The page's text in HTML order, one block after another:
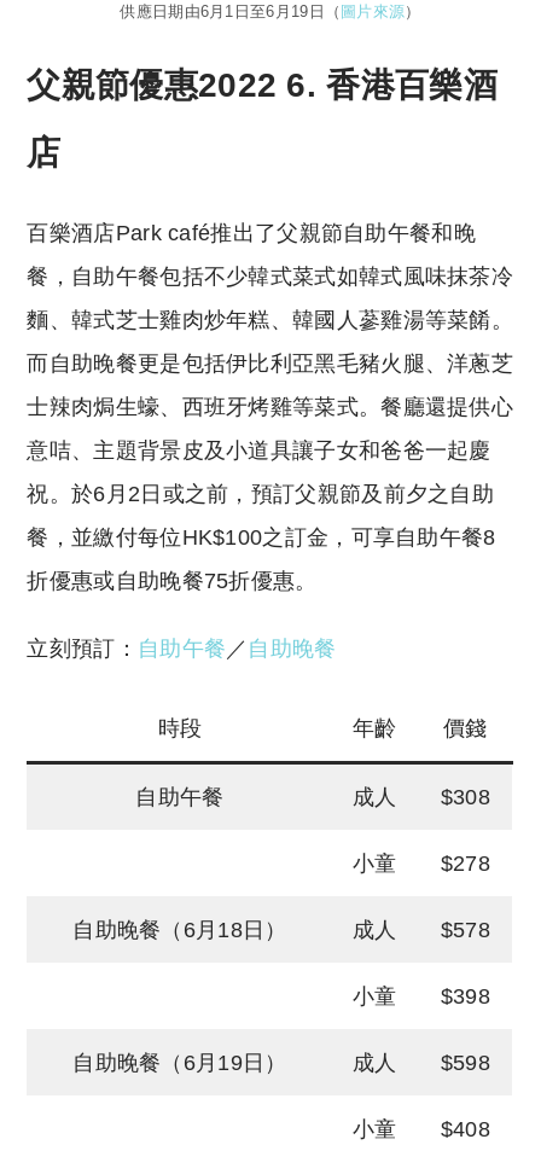
供應日期由6月1日至6月19日（ 圖片來源）
父親節優惠2022 6. 香港百樂酒
店
百樂酒店Park café推出了父親節自助午餐和晚
餐，自助午餐包括不少韓式菜式如韓式風味抹茶冷
麵、韓式芝士雞肉炒年糕、韓國人蔘雞湯等菜餚。
而自助晚餐更是包括伊比利亞黑毛豬火腿、洋蔥芝
士辣肉焗生蠔、西班牙烤雞等菜式。餐廳還提供心
意咭、主題背景皮及小道具讓子女和爸爸一起慶
祝。於6月2日或之前，預訂父親節及前夕之自助
餐，並繳付每位HK$100之訂金，可享自助午餐8
折優惠或自助晚餐75折優惠。
立刻預訂： 自助午餐 ／ 自助晚餐
時段 年齡 價錢
自助午餐 成人 $308
小童 $278
自助晚餐（6月18日） 成人 $578
小童 $398
自助晚餐（6月19日） 成人 $598
小童 $408